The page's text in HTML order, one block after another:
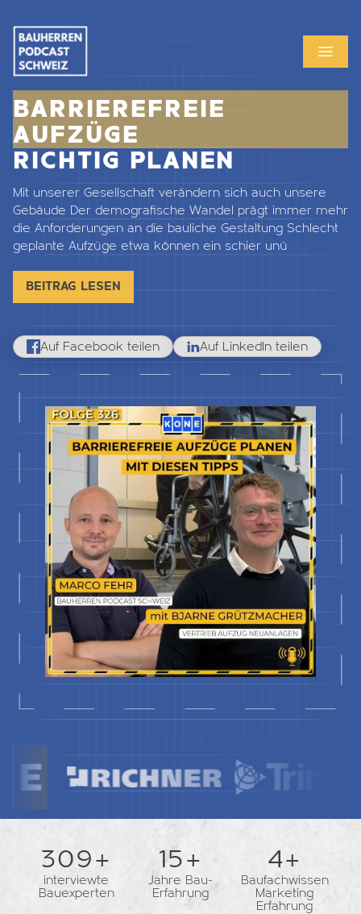
BARRIEREFREIE
AUFZÜGE
RICHTIG PLANEN
Mit unserer Gesellschaft verändern sich auch unsere
Gebäude Der demografische Wandel prägt immer mehr
die Anforderungen an die bauliche Gestaltung Schlecht
geplante Aufzüge etwa können ein schier unü
BEITRAG LESEN
Auf Facebook teilen Auf LinkedIn teilen
362+
interviewte
Bauexperten
18+
Jahre Bau-
Erfahrung
5+
Baufachwissen
Marketing
Erfahrung